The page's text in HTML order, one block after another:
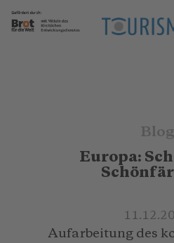
Blog
Europa:
Aufarbeitung des